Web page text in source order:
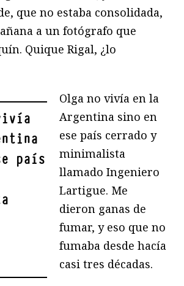
que no estaba consolidada,
a un fotógrafo que
Quique Rigal, ¿lo
país
Olga no vivía en la
Argentina sino en
ese país cerrado y
minimalista
llamado Ingeniero
Lartigue. Me
dieron ganas de
fumar, y eso que no
fumaba desde hacía
casi tres décadas.